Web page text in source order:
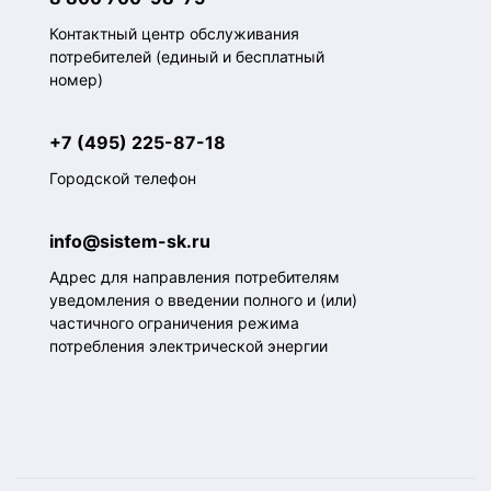
Контактный центр обслуживания
потребителей (единый и бесплатный
номер)
+7 (495) 225-87-18
Городской телефон
info@sistem-sk.ru
Адрес для направления потребителям
уведомления о введении полного и (или)
частичного ограничения режима
потребления электрической энергии